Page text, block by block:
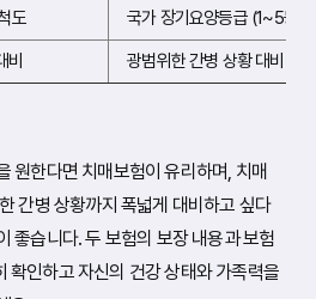
도
국가 장기요양등급 (1~5등급
비 광범위한 간병 상황 대비
원한다면 치매보험이 유리하며, 치매
간병 상황까지 폭넓게 대비하고 싶다
좋습니다. 두 보험의 보장 내용과 보험
확인하고 자신의 건강 상태와 가족력을